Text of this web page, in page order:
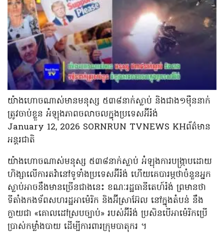
យ៉ាងហោចណាស់មានមនុស្ស ៥៣៨នាក់ស្លាប់ និងជាង១ម៉ឺននាក់
ត្រូវចាប់ខ្លួន អំឡុងភាពចលាចលក្នុងប្រទេសអ៊ីរ៉ង់
January 12, 2026 SORNRUN TVNEWS KHព័ត៌មាន
អន្តរជាតិ
យ៉ាងហោចណាស់មនុស្ស ៥៣៨នាក់ស្លាប់ អំឡុងការបង្ក្រាបដោយ
ហិង្សាលើការតវ៉ានៅទូទាំងប្រទេសអ៊ីរ៉ង់ ហើយគេបារម្ភថាចំនួនអ្នក
ស្លាប់អាចនឹងមានច្រើនជាងនេះ ខណៈរដ្ឋធានីតេហ៍រ៉ង់ ព្រមានថា
ទីតាំងកងទ័ពសហរដ្ឋអាម៉េរិក និងអ៊ីស្រាអ៊ែល នៅក្នុងតំបន់ នឹង
ក្លាយជា «គោលដៅស្របច្បាប់» របស់អ៊ីរ៉ង់ ប្រសិនបើអាម៉េរិកប្រើ
ប្រាស់កម្លាំងបាយ ដើម្បីការពារក្រុមបាតុករ ។